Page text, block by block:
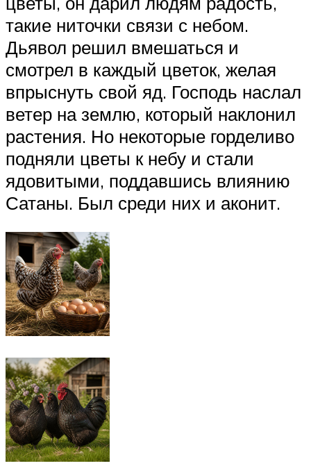
такие ниточки связи с небом.
Дьявол решил вмешаться и
смотрел в каждый цветок, желая
впрыснуть свой яд. Господь наслал
ветер на землю, который наклонил
растения. Но некоторые горделиво
подняли цветы к небу и стали
ядовитыми, поддавшись влиянию
Сатаны. Был среди них и аконит.